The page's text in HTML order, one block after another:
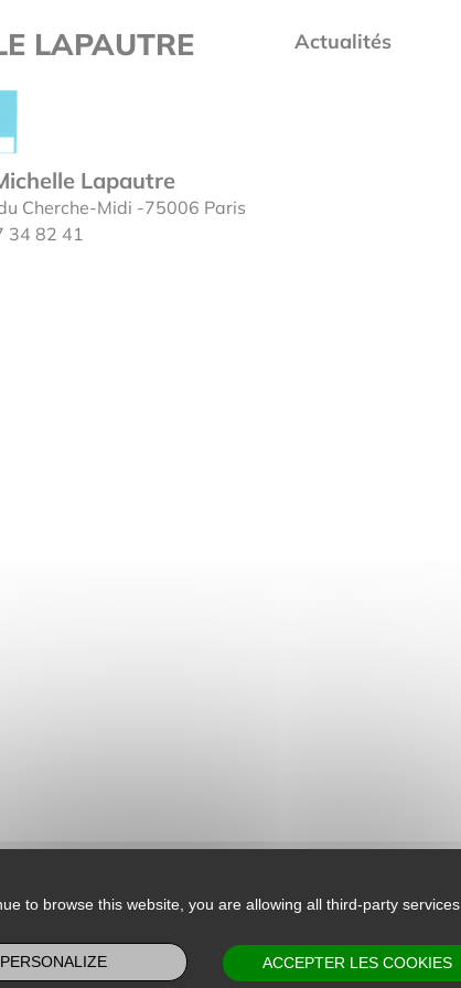
LAPAUTRE Actualités
Lapautre
Cherche-Midi -75006 Paris
34 82 41
to browse this website, you are allowing all third-party services
ACCEPTER LES COOKIES
PERSONALIZE